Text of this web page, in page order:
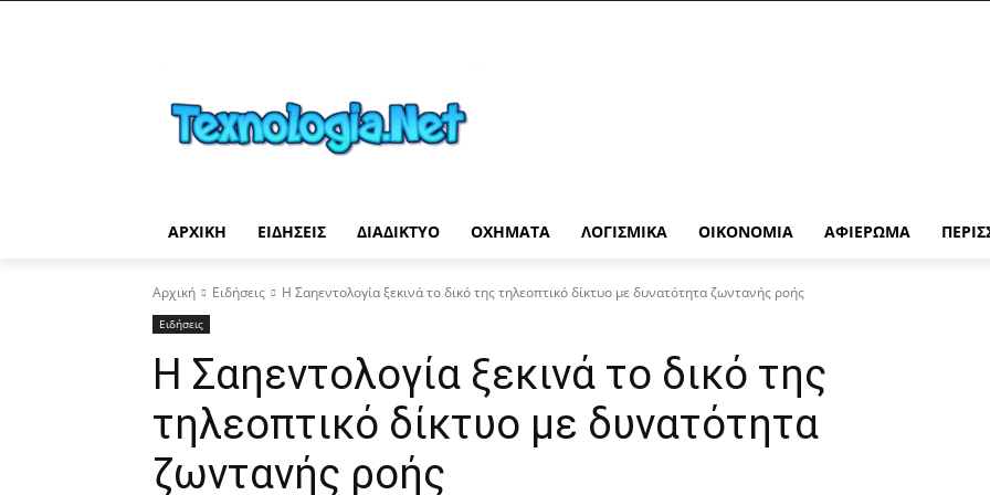
ΑΡΧΙΚΉ ΕΙΔΉΣΕΙΣ ΔΙΑΔΊΚΤΥΟ ΟΧΉΜΑΤΑ ΛΟΓΙΣΜΙΚΆ ΟΙΚΟΝΟΜΊΑ ΑΦΙΈΡΩΜΑ
Αρχική Ειδήσεις Η Σαηεντολογία ξεκινά το δικό της τηλεοπτικό δίκτυο με δυνατότητα ζωντανής ροής
Ειδήσεις
Η Σαηεντολογία ξεκινά το δικό της
τηλεοπτικό δίκτυο με δυνατότητα
ζωντανής ροής